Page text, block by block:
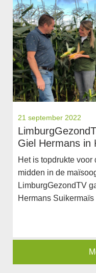
21 september 2022
Giel Hermans in
Het is topdrukte voor
midden in de
LimburgGezondTV
Hermans Suikermaïs